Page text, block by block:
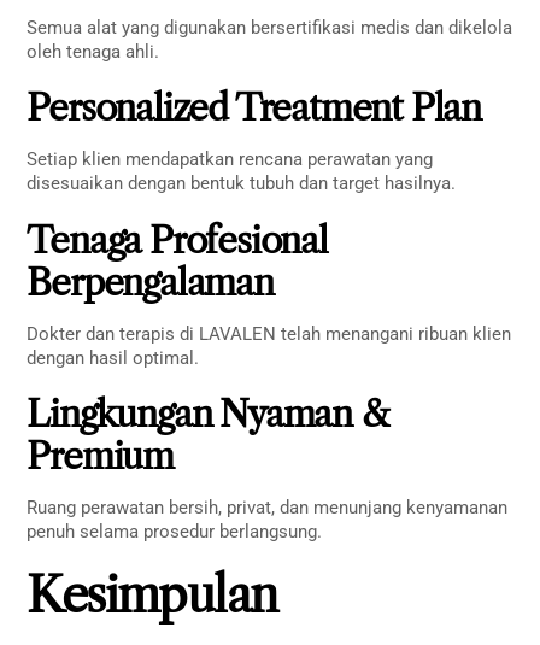
Semua alat yang digunakan bersertifikasi medis dan dikelola
oleh tenaga ahli.
Personalized Treatment Plan
Setiap klien mendapatkan rencana perawatan yang
disesuaikan dengan bentuk tubuh dan target hasilnya.
Tenaga Profesional
Berpengalaman
Dokter dan terapis di LAVALEN telah menangani ribuan klien
dengan hasil optimal.
Lingkungan Nyaman &
Premium
Ruang perawatan bersih, privat, dan menunjang kenyamanan
penuh selama prosedur berlangsung.
Kesimpulan